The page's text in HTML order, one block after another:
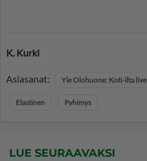
K. Kurki
Asiasanat: Yle Olohuone: Koti-ilta live
Elastinen Pyhimys
LUE SEURAAVAKSI